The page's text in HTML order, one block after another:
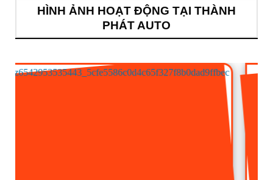
HÌNH ẢNH HOẠT ĐỘNG TẠI THÀNH
PHÁT AUTO